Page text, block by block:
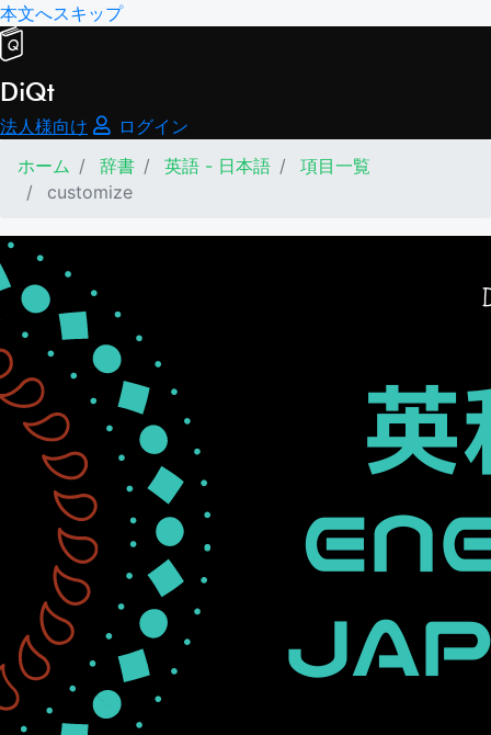
本文へスキップ
DiQt
法人様向け
ログイン
ホーム
辞書 英語 - 日本語
項目一覧
customize